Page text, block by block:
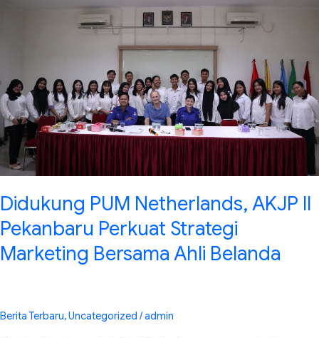
Didukung PUM Netherlands, AKJP II
Pekanbaru Perkuat Strategi
Marketing Bersama Ahli Belanda
Berita Terbaru,Uncategorized /admin
Perkuat
Strategi
Marketing
Bersama
Ahli